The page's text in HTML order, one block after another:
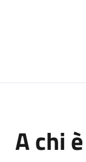
A chi